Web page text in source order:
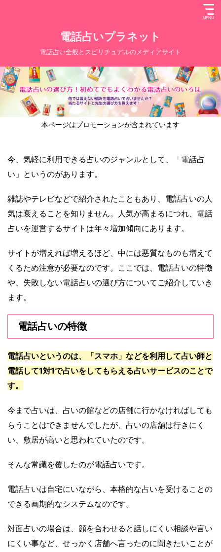
電話占いプラネット
電話占い全般とスピリチュアルのメディアサイト
本ページはプロモーションが含まれています
今、気軽に利用できる占いのジャンルとして、「電話占
い」というのがあります。
雑誌やテレビなどで紹介されたこともあり、電話占いの人
気は衰えることを知りません。人気が高まるにつれ、電話
占いを運営するサイトは年々増加傾向にあります。
サイトが増えれば増えるほど、中には悪質なものも増えて
くるため注意が必要なのです。ここでは、電話占いの特徴
や、失敗しない電話占いの選び方についてご紹介していき
ます。
電話占いの特徴
電話占いというのは、「スマホ」などを利用して占い師と
電話して1対1で占いをしてもらえる占いサービスのことで
す。
今まで占いは、占いの館などの店舗に行かなければしても
らうことはできませんでしたが、占いの店舗は行きにく
い、敷居が高いと思われていたのです。
そんな常識を覆したのが電話占いです。
電話占いは自宅にいながら、本格的な占いを受けることの
できる画期的なシステムなのです。
対面占いの場合は、顔を合わせると話しにくい相談や言い
にくい事など、せっかく店舗へ言ったのに聞きたいことが